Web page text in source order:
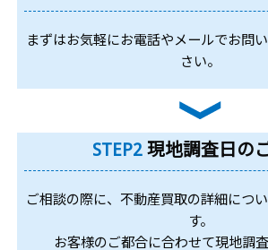
まずはお気軽にお電話やメールでお問
さい。
STEP2 現地調査日の
ご相談の際に、不動産買取の詳細につ
す。
お客様のご都合に合わせて現地調査